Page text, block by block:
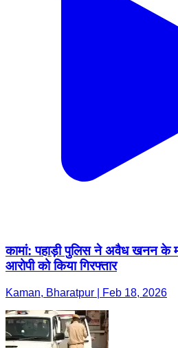
कामां: पहाड़ी पुलिस ने अवैध खनन के
आरोपी को किया गिरफ्तार
Kaman, Bharatpur | Feb 18, 2026